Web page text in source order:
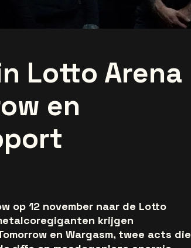
Lotto Arena
en
op 12 november naar de Lotto
krijgen
en Wargasm, twee acts die